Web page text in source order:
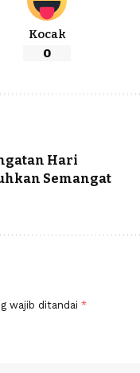
Kocak
0
Hari
Semangat
wajib ditandai *